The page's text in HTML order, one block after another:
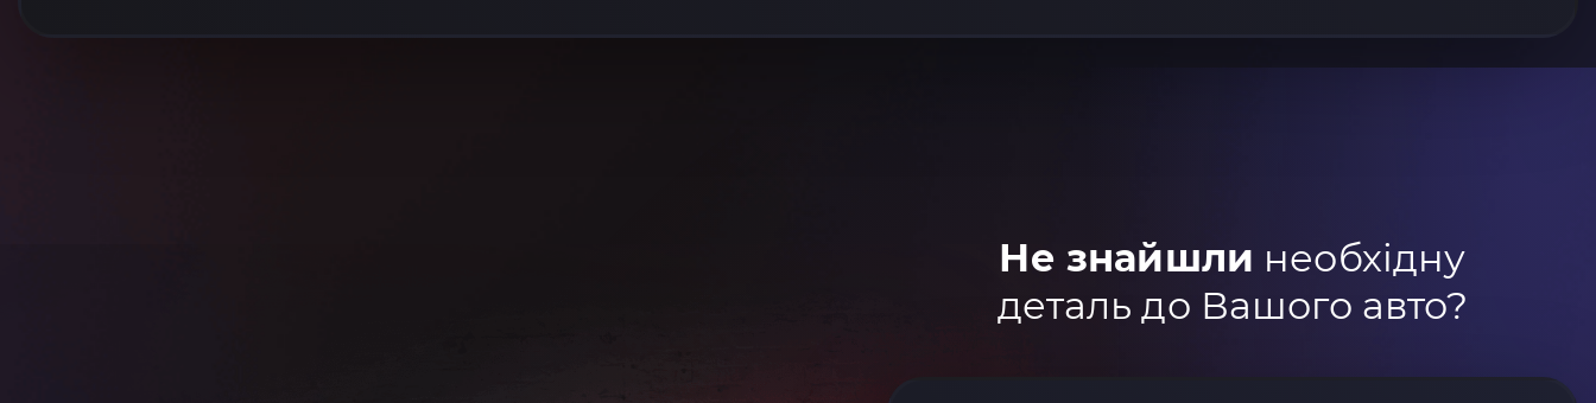
Не знайшли необхідну
деталь до Вашого авто?